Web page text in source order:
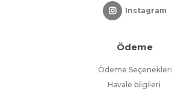
Instagram
Ödeme
Ödeme Seçenekleri
Havale bilgileri